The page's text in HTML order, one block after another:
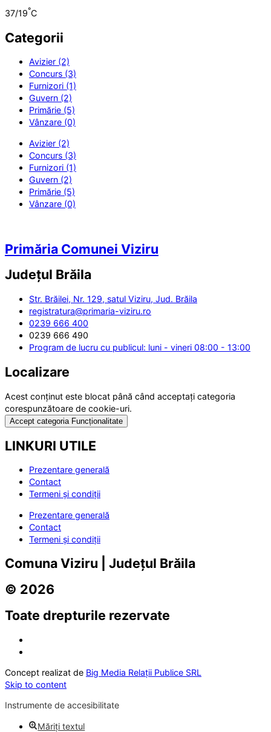
37/19°C
Categorii
Avizier (2)
Concurs (3)
Furnizori (1)
Guvern (2)
Primărie (5)
Vânzare (0)
Avizier (2)
Concurs (3)
Furnizori (1)
Guvern (2)
Primărie (5)
Vânzare (0)
Primăria Comunei Viziru
Județul Brăila
Str. Brăilei, Nr. 129, satul Viziru, Jud. Brăila
registratura@primaria-viziru.ro
0239 666 400
0239 666 490
Program de lucru cu publicul: luni - vineri 08:00 - 13:00
Localizare
Acest conținut este blocat până când acceptați categoria
corespunzătoare de cookie-uri.
Accept categoria Funcționalitate
LINKURI UTILE
Prezentare generală
Contact
Termeni și condiții
Prezentare generală
Contact
Termeni și condiții
Comuna Viziru | Județul Brăila
© 2026
Toate drepturile rezervate
Concept realizat de Big Media Relații Publice SRL
Skip to content
Instrumente de accesibilitate
Măriți textul